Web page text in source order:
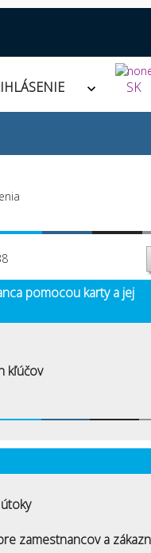
SK
pomocou karty a jej
kľúčov
zamestnancov a